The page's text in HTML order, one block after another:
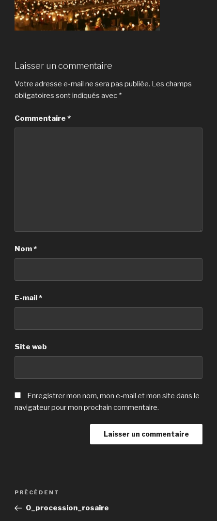
Laisser un commentaire
Votre adresse e-mail ne sera pas publiée. Les champs
obligatoires sont indiqués avec *
Commentaire *
Nom*
E-mail*
Site web
Enregistrer mon nom, mon e-mail et mon site dans le
navigateur pour mon prochain commentaire.
Navigation
l’article
Article
précédent
PRÉCÉDENT
0_procession_rosaire